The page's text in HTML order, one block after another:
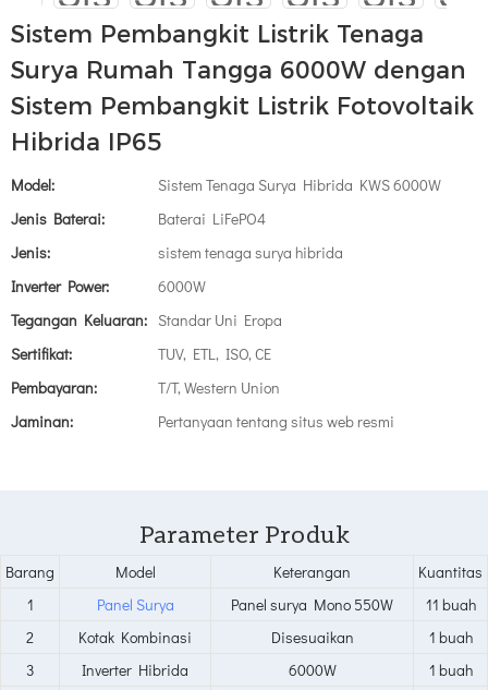
Sistem Pembangkit Listrik Tenaga
Surya Rumah Tangga 6000W dengan
Sistem Pembangkit Listrik Fotovoltaik
Hibrida IP65
Model:
Sistem Tenaga Surya Hibrida KWS 6000W
Jenis Baterai:
Baterai LiFePO4
Jenis:
sistem tenaga surya hibrida
Inverter Power:
6000W
Tegangan Keluaran: Standar Uni Eropa
Sertifikat:
TUV, ETL, ISO, CE
Pembayaran:
T/T, Western Union
Jaminan:
Pertanyaan tentang situs web resmi
Parameter Produk
Barang Model Keterangan
Kuantitas
1
Panel Surya Panel surya Mono 550W
11 buah
2
Kotak Kombinasi Disesuaikan
1 buah
3
Inverter Hibrida 6000W
1 buah